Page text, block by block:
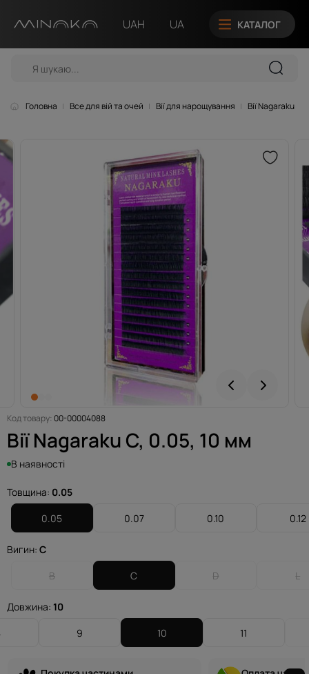
UAH UA КАТАЛОГ
Головна Все для вій та очей Вії для нарощування Вії Nagaraku
Код товару: 00-00004088
Вії Nagaraku C, 0.05, 10 мм
В наявності
Товщина: 0.05
0.05
0.07 0.10 0.12
Вигин: C
B
C D L
Довжина: 10
9 10 11